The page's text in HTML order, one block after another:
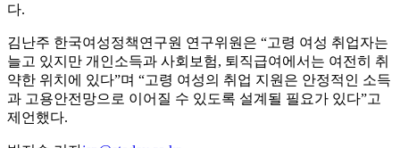
다.
김난주 한국여성정책연구원 연구위원은 “고령 여성 취업자는
늘고 있지만 개인소득과 사회보험, 퇴직급여에서는 여전히 취
약한 위치에 있다”며 “고령 여성의 취업 지원은 안정적인 소득
과 고용안전망으로 이어질 수 있도록 설계될 필요가 있다”고
제언했다.